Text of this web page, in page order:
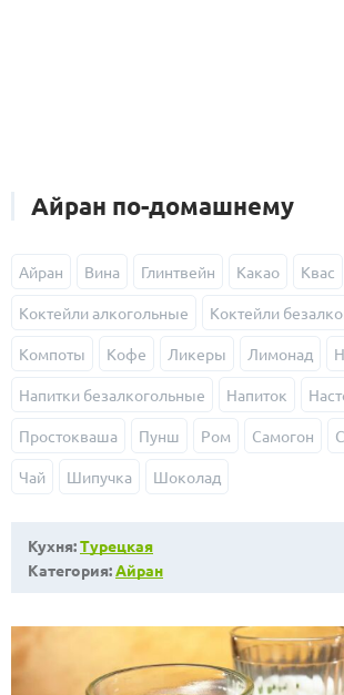
Айран по-домашнему
Айран Вина Глинтвейн Какао Квас
Коктейли алкогольные Коктейли
Компоты Кофе Ликеры Лимонад
Напитки безалкогольные Напиток
Простокваша Пунш Ром Самогон
Чай Шипучка Шоколад
Кухня:Турецкая
Категория:Айран